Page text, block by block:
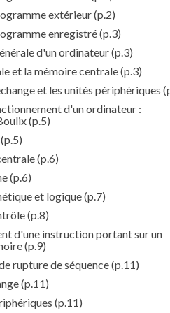
extérieur(p.2)
enregistré(p.3)
d'un ordinateur(p.3)
et la mémoire centrale(p.3)
et les unités périphériques
d'un ordinateur :
(p.5)
(p.5)
(p.6)
(p.6)
et logique(p.7)
(p.8)
d'une instruction portant sur un
(p.9)
rupture de séquence(p.11)
(p.11)
(p.11)